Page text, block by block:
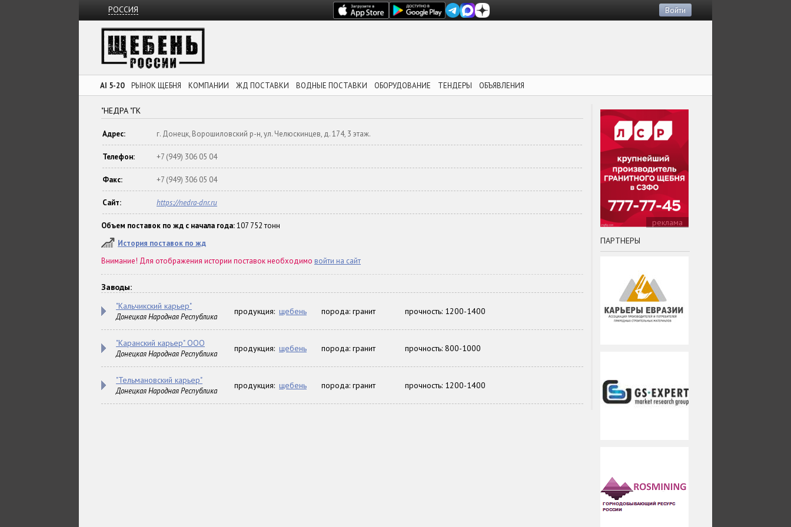
РОССИЯ Войти
AI 5-20 РЫНОК ЩЕБНЯ КОМПАНИИ ЖД ПОСТАВКИ ВОДНЫЕ ПОСТАВКИ ОБОРУДОВАНИЕ ТЕНДЕРЫ ОБЪЯВЛЕНИЯ
"НЕДРА "ГК
Адрес: г. Донецк, Ворошиловский р-н, ул. Челюскинцев, д. 174, 3 этаж.
Телефон: +7 (949) 306 05 04
Факс: +7 (949) 306 05 04
Сайт: https://nedra-dnr.ru
Объем поставок по жд с начала года:107 752 тонн
История поставок по жд
Внимание! Для отображения истории поставок необходимо войти на сайт
Заводы:
"Кальчикский карьер"
Донецкая Народная Республика
продукция: щебень порода: гранит прочность: 1200-1400
"Каранский карьер" ООО
Донецкая Народная Республика
продукция: щебень порода: гранит прочность: 800-1000
"Тельмановский карьер"
Донецкая Народная Республика
продукция: щебень порода: гранит прочность: 1200-1400
реклама
ПАРТНЕРЫ